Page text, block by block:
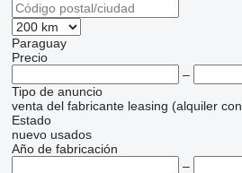
Paraguay
Precio
–
Tipo de anuncio
venta del fabricante leasing (alquiler
Estado
nuevo usados
Año de fabricación
–